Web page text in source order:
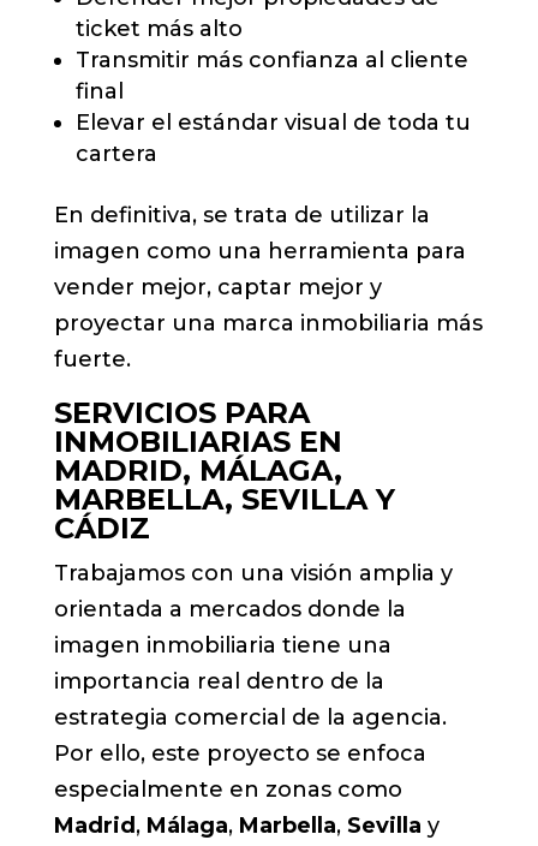
ticket más alto
Transmitir más confianza al cliente
final
Elevar el estándar visual de toda tu
cartera
En definitiva, se trata de utilizar la
imagen como una herramienta para
vender mejor, captar mejor y
proyectar una marca inmobiliaria más
fuerte.
SERVICIOS PARA
INMOBILIARIAS EN
MADRID, MÁLAGA,
MARBELLA, SEVILLA Y
CÁDIZ
Trabajamos con una visión amplia y
orientada a mercados donde la
imagen inmobiliaria tiene una
importancia real dentro de la
estrategia comercial de la agencia.
Por ello, este proyecto se enfoca
especialmente en zonas como
Madrid , Málaga, Marbella, Sevilla y